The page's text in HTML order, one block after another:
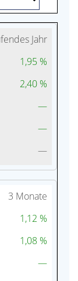
Jahr
1,95 %
2,40 %
—
—
—
3 Monate
1,12 %
1,08 %
—